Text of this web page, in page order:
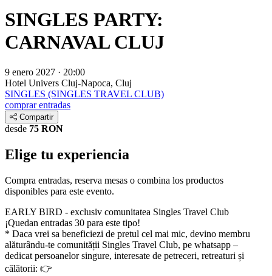
SINGLES PARTY:
CARNAVAL CLUJ
9 enero 2027 · 20:00
Hotel Univers Cluj-Napoca, Cluj
SINGLES (SINGLES TRAVEL CLUB)
comprar entradas
Compartir
desde 75 RON
Elige tu experiencia
Compra entradas, reserva mesas o combina los productos
disponibles para este evento.
EARLY BIRD - exclusiv comunitatea Singles Travel Club
¡Quedan entradas 30 para este tipo!
* Daca vrei sa beneficiezi de pretul cel mai mic, devino membru
alăturându-te comunității Singles Travel Club, pe whatsapp –
dedicat persoanelor singure, interesate de petreceri, retreaturi și
călătorii: 👉